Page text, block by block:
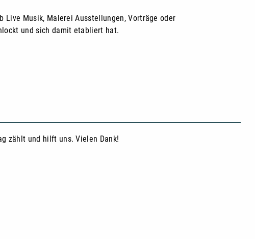
Musik, Malerei Ausstellungen, Vorträge oder
und sich damit etabliert hat.
zählt und hilft uns. Vielen Dank!